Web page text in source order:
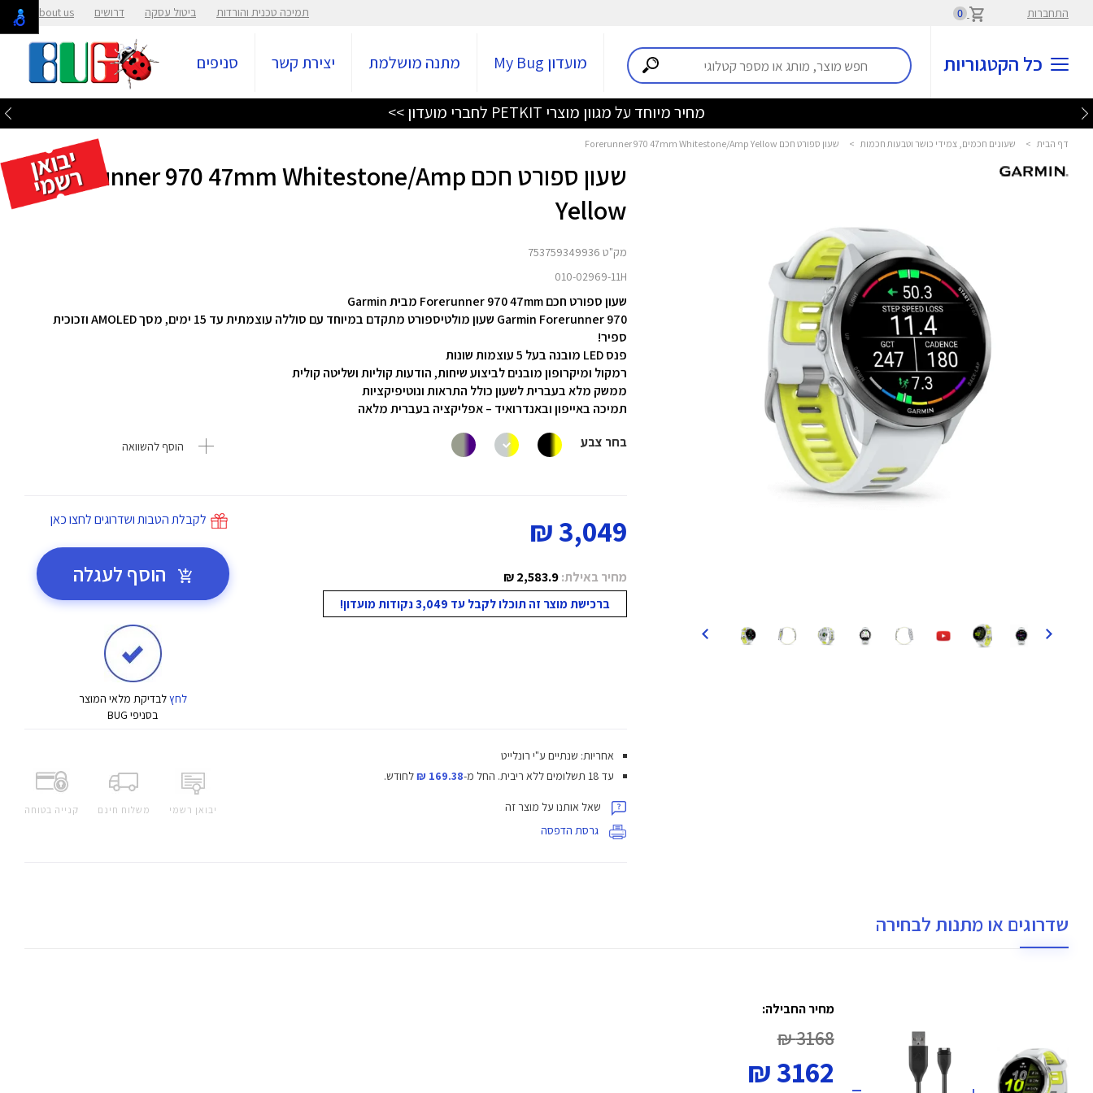
התחברות 0 תמיכה טכנית והורדות ביטול עסקה דרושים About us
כל הקטגוריות מועדון My Bug מתנה מושלמת יצירת קשר סניפים
מחיר מיוחד על מגוון מוצרי PETKIT לחברי מועדון >>
דף הבית > שעונים חכמים, צמידי כושר וטבעות חכמות > שעון ספורט חכם Forerunner 970 47mm Whitestone/Amp Yellow
שעון ספורט חכם Forerunner 970 47mm Whitestone/Amp
Yellow
מק"ט 753759349936
010-02969-11H
שעון ספורט חכם Forerunner 970 47mm מבית Garmin
Garmin Forerunner 970 שעון מולטיספורט מתקדם במיוחד עם סוללה עוצמתית עד 15 ימים, מסך AMOLED וזכוכית
ספיר!
פנס LED מובנה בעל 5 עוצמות שונות
רמקול ומיקרופון מובנים לביצוע שיחות, הודעות קוליות ושליטה קולית
ממשק מלא בעברית לשעון כולל התראות ונוטיפיקציות
תמיכה באייפון ובאנדרואיד – אפליקציה בעברית מלאה
בחר צבע
הוסף להשוואה
3,049 ₪
מחיר באילת:2,583.9 ₪
ברכישת מוצר זה תוכלו לקבל עד 3,049 נקודות מועדון!
לקבלת הטבות ושדרוגים לחצו כאן
הוסף לעגלה
לחץלבדיקת מלאי המוצר
בסניפי BUG
יבואן רשמי משלוח חינם קנייה בטוחה
אחריות: שנתיים ע"י רונלייט
עד 18 תשלומים ללא ריבית.
החל מ-169.38 ₪ לחודש.
שאל אותנו על מוצר זה
גרסת הדפסה
שדרוגים או מתנות לבחירה
מחיר החבילה:
3168 ₪
3162 ₪